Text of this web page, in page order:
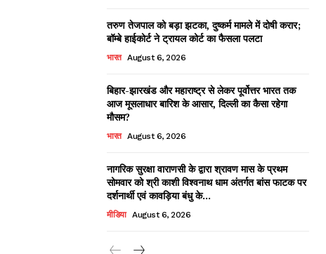
तरुण तेजपाल को बड़ा झटका, दुष्कर्म मामले में दोषी करार;
बॉम्बे हाईकोर्ट ने ट्रायल कोर्ट का फैसला पलटा
भारत August 6, 2026
बिहार-झारखंड और महाराष्ट्र से लेकर पूर्वोत्तर भारत तक
आज मूसलाधार बारिश के आसार, दिल्ली का कैसा रहेगा
मौसम?
भारत August 6, 2026
नागरिक सुरक्षा वाराणसी के द्वारा श्रावण मास के प्रथम
सोमवार को श्री काशी विश्वनाथ धाम अंतर्गत बांस फाटक पर
दर्शनार्थी एवं कावड़िया बंधु के...
मीडिया August 6, 2026